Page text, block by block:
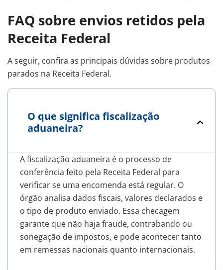
FAQ sobre envios retidos pela
Receita Federal
A seguir, confira as principais dúvidas sobre produtos
parados na Receita Federal.
O que significa fiscalização
aduaneira?
A fiscalização aduaneira é o processo de
conferência feito pela Receita Federal para
verificar se uma encomenda está regular. O
órgão analisa dados fiscais, valores declarados e
o tipo de produto enviado. Essa checagem
garante que não haja fraude, contrabando ou
sonegação de impostos, e pode acontecer tanto
em remessas nacionais quanto internacionais.